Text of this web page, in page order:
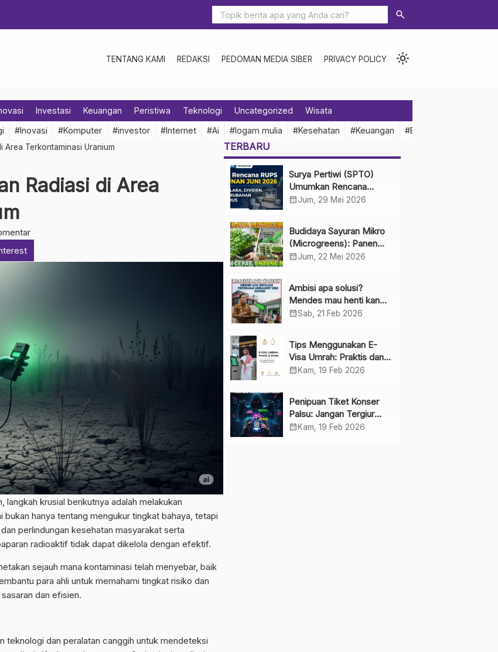
search
TENTANG KAMI REDAKSI PEDOMAN MEDIA SIBER PRIVACY POLICY light_mode
Investasi Keuangan Peristiwa Teknologi Uncategorized Wisata
#Inovasi #Komputer #investor #Internet #Ai #logam mulia #Kesehatan #Keuangan #Ekonomi Indonesia
Area Terkontaminasi Uranium
Radiasi di Area
langkah krusial berikutnya adalah melakukan
hanya tentang mengukur tingkat bahaya, tetapi
perlindungan kesehatan masyarakat serta
radioaktif tidak dapat dikelola dengan efektif.
sejauh mana kontaminasi telah menyebar, baik
para ahli untuk memahami tingkat risiko dan
dan efisien.
teknologi dan peralatan canggih untuk mendeteksi
TERBARU
Surya Pertiwi (SPTO)
Umumkan Rencana
RUPS Tahunan Juni 2026,
Penguru
calendar_monthJum, 29 Mei 2026
Budidaya Sayuran Mikro
(Microgreens): Panen
Cepat, Untung Besar
calendar_monthJum, 22 Mei 2026
Ambisi apa solusi?
Mendes mau henti kan
penyebaran minimarket
calendar_monthSab, 21 Feb 2026
Tips Menggunakan E-
Visa Umrah: Praktis dan
Cepat
calendar_month Kam, 19 Feb 2026
Penipuan Tiket Konser
Palsu: Jangan Tergiur
Penjualan di Media Sosial
calendar_month Kam, 19 Feb 2026